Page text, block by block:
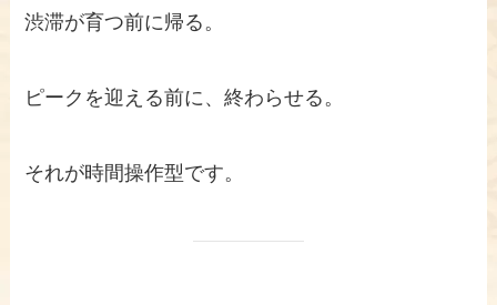
渋滞が育つ前に帰る。
ピークを迎える前に、終わらせる。
それが時間操作型です。